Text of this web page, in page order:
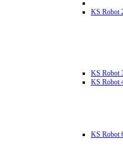
KS Robot
KS Robot
KS Robot
KS Robot